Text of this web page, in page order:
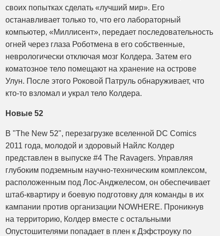
своих попытках сделать «лучший мир». Его
останавливает только то, что его лабораторный
компьютер, «Миллисент», передает последовательность
огней через глаза Роботмена в его собственные,
неврологически отключая мозг Колдера. Затем его
коматозное тело помещают на хранение на острове
Улун. После этого Роковой Патруль обнаруживает, что
кто-то взломал и украл тело Колдера.
Новые 52
В "The New 52", перезагрузке вселенной DC Comics
2011 года, молодой и здоровый Найлс Колдер
представлен в выпуске #4 The Ravagers. Управляя
глубоким подземным научно-техническим комплексом,
расположенным под Лос-Анджелесом, он обеспечивает
штаб-квартиру и боевую подготовку для команды в их
кампании против организации NOWHERE. Проникнув
на территорию, Колдер вместе с остальными
Опустошителями попадает в плен к Дэфстроуку по